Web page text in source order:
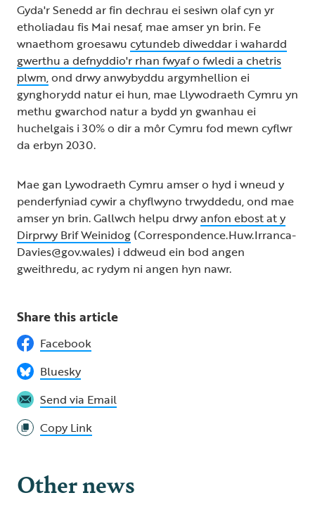
Gyda'r Senedd ar fin dechrau ei sesiwn olaf cyn yr
etholiadau fis Mai nesaf, mae amser yn brin. Fe
wnaethom groesawu cytundeb diweddar i wahardd
gwerthu a defnyddio'r rhan fwyaf o fwledi a chetris
plwm,ond drwy anwybyddu argymhellion ei
gynghorydd natur ei hun, mae Llywodraeth Cymru yn
methu gwarchod natur a bydd yn gwanhau ei
huchelgais i 30% o dir a môr Cymru fod mewn cyflwr
da erbyn 2030.
Mae gan Lywodraeth Cymru amser o hyd i wneud y
penderfyniad cywir a chyflwyno trwyddedu, ond mae
amser yn brin. Gallwch helpu drwyanfon ebost at y
Dirprwy Brif Weinidog (Correspondence.Huw.Irranca-
Davies@gov.wales) i ddweud ein bod angen
gweithredu, ac rydym ni angen hyn nawr.
Share this article
Facebook
Bluesky
Send via Email
Copy Link
Other news